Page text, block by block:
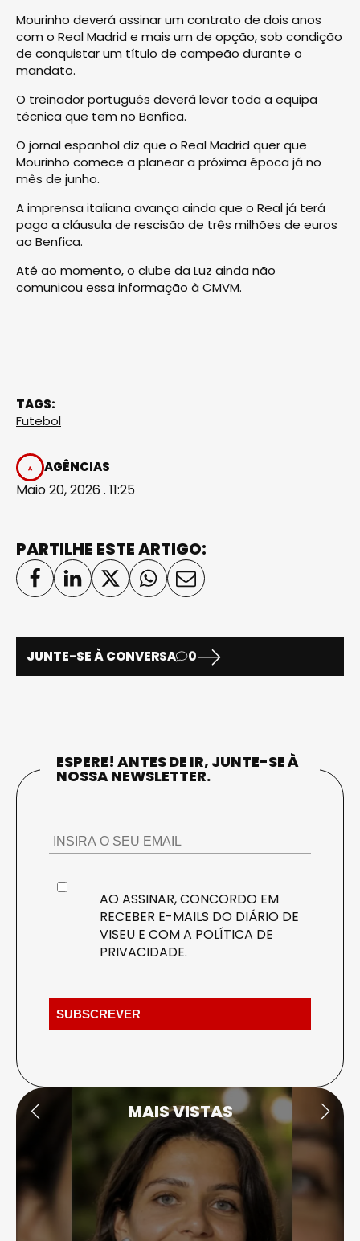
Mourinho deverá assinar um contrato de dois anos
com o Real Madrid e mais um de opção, sob condição
de conquistar um título de campeão durante o
mandato.
O treinador português deverá levar toda a equipa
técnica que tem no Benfica.
O jornal espanhol diz que o Real Madrid quer que
Mourinho comece a planear a próxima época já no
mês de junho.
A imprensa italiana avança ainda que o Real já terá
pago a cláusula de rescisão de três milhões de euros
ao Benfica.
Até ao momento, o clube da Luz ainda não
comunicou essa informação à CMVM.
TAGS:
Futebol
AGÊNCIAS
Maio 20, 2026 . 11:25
PARTILHE ESTE ARTIGO:
JUNTE-SE À CONVERSA 0
ESPERE! ANTES DE IR, JUNTE-SE À
NOSSA NEWSLETTER.
AO ASSINAR, CONCORDO EM
RECEBER E-MAILS DO DIÁRIO DE
VISEU E COM A POLÍTICA DE
PRIVACIDADE.
MAIS VISTAS